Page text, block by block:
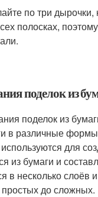
по три дырочки,
полосках,
поделок из
поделок из
в различные
для
из бумаги и
в несколько слоёв
простых до сложных.